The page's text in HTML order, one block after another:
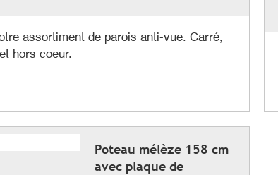
assortiment de parois anti-vue. Carré,
hors coeur.
Poteau mélèze 158 cm
avec plaque de